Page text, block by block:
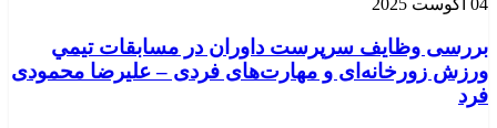
04 آگوست 2025
بررسی وظايف سرپرست داوران در مسابقات تیمي
ورزش زورخانه‌ای و مهارت‌های فردی – علیرضا محمودی
فرد